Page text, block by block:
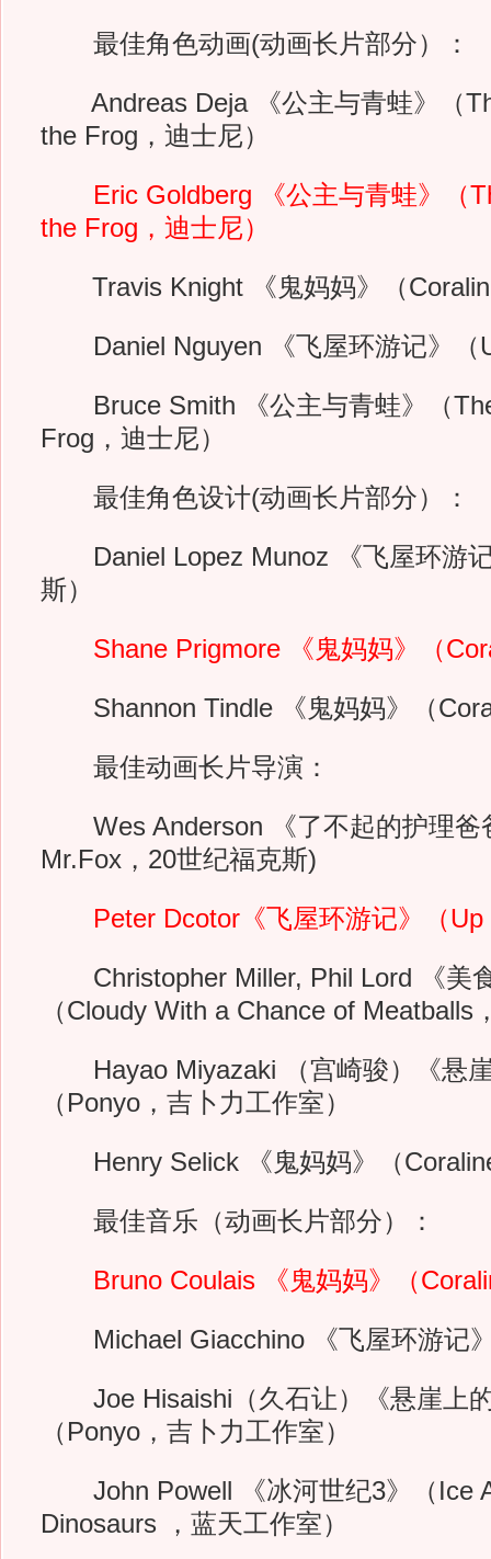
最佳角色动画(动画长片部分）：
Andreas Deja 《公主与青蛙》（
the Frog，迪士尼）
Eric Goldberg 《公主与青蛙》（
the Frog，迪士尼）
Travis Knight 《鬼妈妈》（
Daniel Nguyen 《飞屋环游记》（
Bruce Smith 《公主与青蛙》（
Frog，迪士尼）
最佳角色设计(动画长片部分）：
Daniel Lopez Munoz 《飞屋环游
斯）
Shane Prigmore 《鬼妈妈》（
Shannon Tindle 《鬼妈妈》（
最佳动画长片导演：
Wes Anderson 《了不起的护理爸
Mr.Fox，20世纪福克斯)
Peter Dcotor《飞屋环游记》（Up
Christopher Miller, Phil Lord 《美
（Cloudy With a Chance of Meatballs
Hayao Miyazaki （宫崎骏）《悬
（Ponyo，吉卜力工作室）
Henry Selick 《鬼妈妈》（
最佳音乐（动画长片部分）：
Bruno Coulais 《鬼妈妈》（
Michael Giacchino 《飞屋环游记
Joe Hisaishi（久石让）《悬崖上
（Ponyo，吉卜力工作室）
John Powell 《冰河世纪3》（Ice
Dinosaurs ，蓝天工作室）